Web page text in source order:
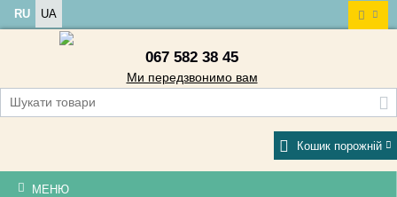
RU UA
067 582 38 45
Ми передзвонимо вам
Кошик порожній
МЕНЮ